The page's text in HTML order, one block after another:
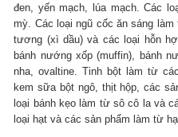
đen, yến mạch, lúa mạch. Các
mỳ. Các loại ngũ cốc ăn sáng
tương (xì dầu) và các loại hỗn
bánh nướng xốp (muffin), bánh
nha, ovaltine. Tinh bột làm từ
kem sữa bột ngô, thịt hộp, các
loại bánh kẹo làm từ sô cô la và
loại hạt và các sản phẩm làm từ